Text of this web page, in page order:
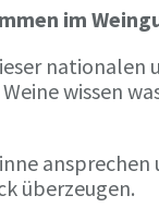
im
nationalen
wissen
ansprechen
überzeugen.